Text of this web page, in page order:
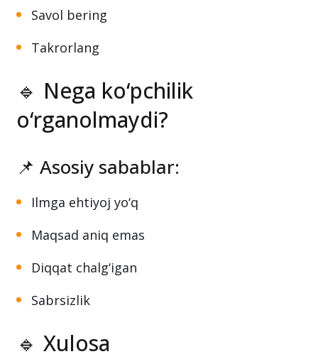
Savol bering
Takrorlang
🔹 Nega ko‘pchilik
o‘rganolmaydi?
📌 Asosiy sabablar:
Ilmga ehtiyoj yo‘q
Maqsad aniq emas
Diqqat chalg‘igan
Sabrsizlik
🔹 Xulosa